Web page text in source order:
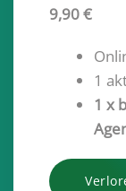
9,90 €
1
1 x